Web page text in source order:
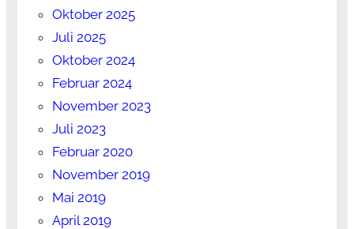
Oktober 2025
Juli 2025
Oktober 2024
Februar 2024
November 2023
Juli 2023
Februar 2020
November 2019
Mai 2019
April 2019